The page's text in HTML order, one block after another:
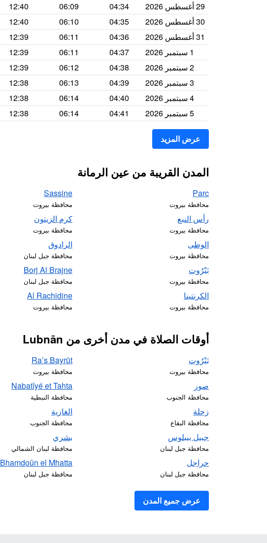
29 أغسطس 2026
04:34
06:09
12:40
30 أغسطس 2026
04:35
06:10
12:40
31 أغسطس 2026
04:36
06:11
12:39
1 سبتمبر 2026
04:37
06:11
12:39
2 سبتمبر 2026
04:38
06:12
12:39
3 سبتمبر 2026
04:39
06:13
12:38
4 سبتمبر 2026
04:40
06:14
12:38
5 سبتمبر 2026
04:41
06:14
12:38
عرض المزيد
المدن القريبة من عين الرمانة
Parc
محافظة بيروت
Sassine
محافظة بيروت
رأس النبع
محافظة بيروت
كرم الزيتون
محافظة بيروت
الوطى
محافظة بيروت
الرادوق
محافظة جبل لبنان
بَيْرُوت
محافظة بيروت
Borj Al Brajne
محافظة جبل لبنان
الكرنتينا
محافظة بيروت
Al Rachidine
محافظة بيروت
أوقات الصلاة في مدن أخرى من Lubnān
بَيْرُوت
محافظة بيروت
Ra’s Bayrūt
محافظة بيروت
صور
محافظة الجنوب
Nabatîyé et Tahta
محافظة النبطية
زحلة
محافظة البقاع
الغازية
محافظة الجنوب
جبيل بيبلوس
محافظة جبل لبنان
بشري
محافظة لبنان الشمالي
حراجل
محافظة جبل لبنان
Bhamdoûn el Mhatta
محافظة جبل لبنان
عرض جميع المدن